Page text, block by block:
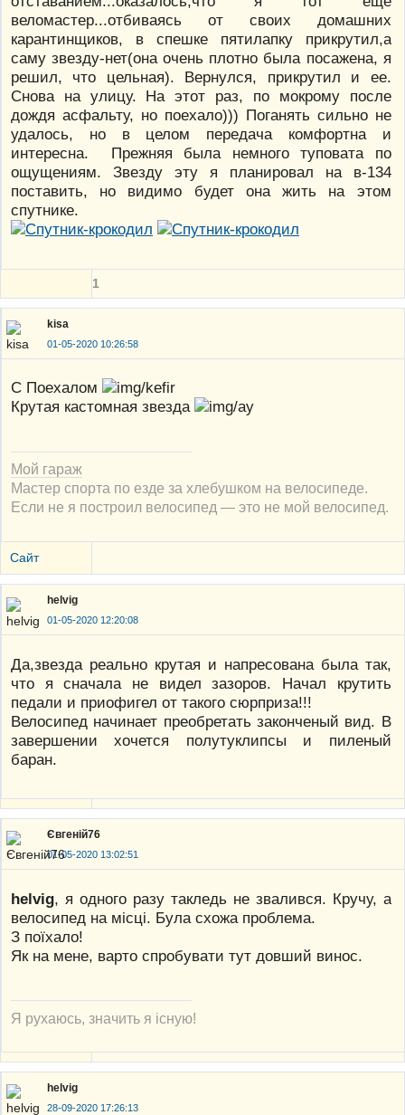
веломастер...отбиваясь от своих домашних
карантинщиков, в спешке пятилапку прикрутил,а
саму звезду-нет(она очень плотно была посажена, я
решил, что цельная). Вернулся, прикрутил и ее.
Снова на улицу. На этот раз, по мокрому после
дождя асфальту, но поехало))) Поганять сильно не
удалось, но в целом передача комфортна и
интересна. Прежняя была немного туповата по
ощущениям. Звезду эту я планировал на в-134
поставить, но видимо будет она жить на этом
спутнике.
1
kisa
01-05-2020 10:26:58
С Поехалом
Крутая кастомная звезда
Мой гараж
Мастер спорта по езде за хлебушком на велосипеде.
Если не я построил велосипед — это не мой велосипед.
Сайт
helvig
01-05-2020 12:20:08
Да,звезда реально крутая и напресована была так,
что я сначала не видел зазоров. Начал крутить
педали и приофигел от такого сюрприза!!!
Велосипед начинает преобретать законченый вид. В
завершении хочется полутуклипсы и пиленый
баран.
Євгеній76
01-05-2020 13:02:51
helvig, я одного разу такледь не звалився. Кручу, а
велосипед на місці. Була схожа проблема.
З поїхало!
Як на мене, варто спробувати тут довший винос.
Я рухаюсь, значить я існую!
helvig
28-09-2020 17:26:13